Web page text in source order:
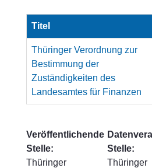
Titel
Thüringer Verordnung zur
Bestimmung der
Zuständigkeiten des
Landesamtes für Finanzen
Veröffentlichende
Stelle:
Thüringer
Stelle:
Thüringer